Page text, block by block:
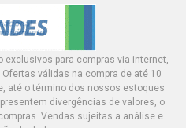
exclusivos para compras via internet,
válidas na compra de até 10
até o término dos nossos estoques
divergências de valores, o
Vendas sujeitas a análise e